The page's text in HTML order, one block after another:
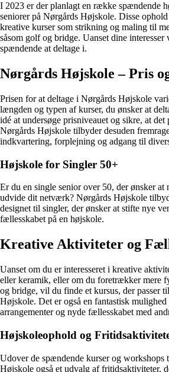
I 2023 er der planlagt en række spændende
seniorer på Nørgårds Højskole. Disse
kreative kurser som strikning og maling til
såsom golf og bridge. Uanset dine
spændende at deltage i.
Nørgårds Højskole – Pris
Prisen for at deltage i Nørgårds Højskole
længden og typen af kurser, du ønsker at
idé at undersøge prisniveauet og sikre, at det
Nørgårds Højskole tilbyder desuden
indkvartering, forplejning og adgang til
Højskole for Singler 50+
Er du en single senior over 50, der ønsker at
udvide dit netværk? Nørgårds Højskole
designet til singler, der ønsker at stifte nye
fællesskabet på en højskole.
Kreative Aktiviteter og
Uanset om du er interesseret i kreative
eller keramik, eller om du foretrækker mere
og bridge, vil du finde et kursus, der passer
Højskole. Det er også en fantastisk
arrangementer og nyde fællesskabet med
Højskoleophold og
Udover de spændende kurser og workshops
Højskole også et udvalg af fritidsaktiviteter,